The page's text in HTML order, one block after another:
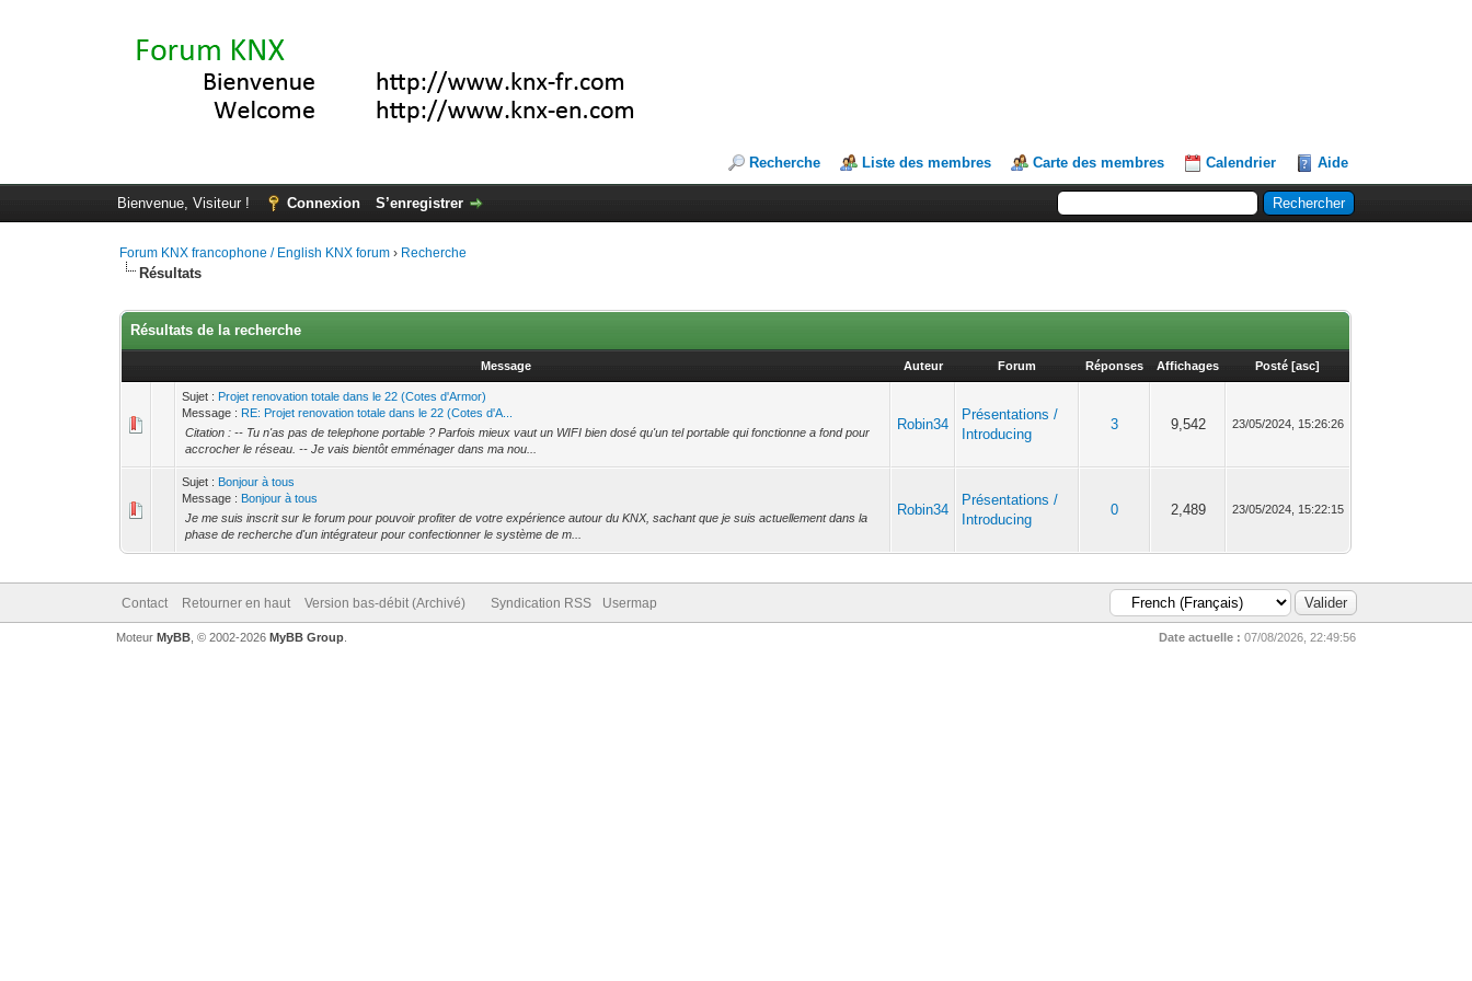
Recherche Liste des membres Carte des membres Calendrier Aide
Bienvenue, Visiteur ! Connexion S’enregistrer
Forum KNX francophone / English KNX forum › Recherche
Résultats
Résultats de la recherche
Message Auteur Forum Réponses Affichages Posté [asc]
Sujet : Projet renovation totale dans le 22 (Cotes d'Armor)
Message : RE: Projet renovation totale dans le 22 (Cotes d'A...
Citation : -- Tu n'as pas de telephone portable ? Parfois mieux vaut un WIFI bien dosé qu'un tel portable qui fonctionne a fond pour
accrocher le réseau. -- Je vais bientôt emménager dans ma nou...
Robin34
Présentations /
Introducing
3 9,542 23/05/2024, 15:26:26
Sujet : Bonjour à tous
Message : Bonjour à tous
Je me suis inscrit sur le forum pour pouvoir profiter de votre expérience autour du KNX, sachant que je suis actuellement dans la
phase de recherche d'un intégrateur pour confectionner le système de m...
Robin34
Présentations /
Introducing
0 2,489 23/05/2024, 15:22:15
Contact Retourner en haut Version bas-débit (Archivé) Syndication RSS Usermap
Date actuelle : 07/08/2026, 22:49:56
Moteur MyBB, © 2002-2026 MyBB Group.